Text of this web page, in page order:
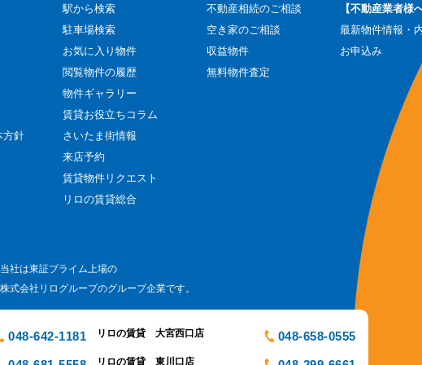
方針
駅から検索
駐車場検索
お気に入り物件
閲覧物件の履歴
物件ギャラリー
賃貸お役立ちコラム
さいたま街情報
来店予約
賃貸物件リクエスト
リロの賃貸総合
不動産相続のご相談
空き家のご相談
収益物件
無料物件査定
【不動産業者様へ
最新物件情報・
お申込み
当社は東証プライム上場の
株式会社リログループのグループ企業です。
048-642-1181 リロの賃貸 大宮西口店 048-658-0555
リロの賃貸 東川口店